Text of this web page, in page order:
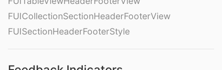
FUICollectionSectionHeaderFooterView
FUISectionHeaderFooterStyle